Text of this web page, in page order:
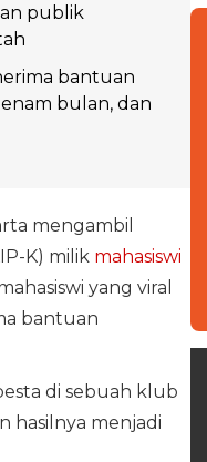
publik
bantuan
bulan, dan
mengambil
K) milik mahasiswi
yang viral
bantuan
di sebuah klub
hasilnya menjadi